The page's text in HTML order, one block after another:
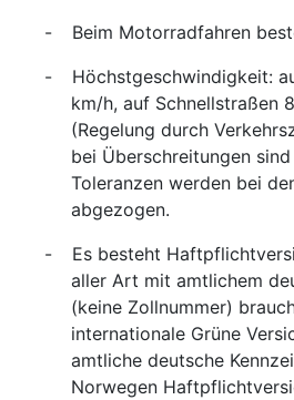
-
Beim Motorradfahren
-
Höchstgeschwindigkeit:
km/h, auf Schnellstraßen
(Regelung durch
bei Überschreitungen
Toleranzen werden bei
abgezogen.
-
Es besteht
aller Art mit amtlichem
(keine Zollnummer)
internationale Grüne
amtliche deutsche
Norwegen